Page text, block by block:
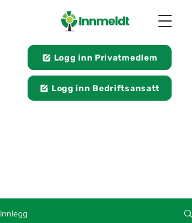
Logg inn Privatmedlem
Logg inn Bedriftsansatt
Innlegg